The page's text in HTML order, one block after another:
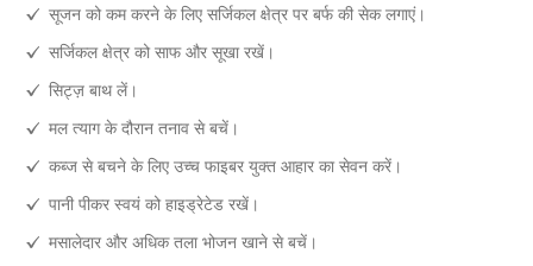
सूजन को कम करने के लिए सर्जिकल क्षेत्र पर बर्फ की सेक लगाएं।
सर्जिकल क्षेत्र को साफ और सूखा रखें।
सिट्ज़ बाथ लें।
मल त्याग के दौरान तनाव से बचें।
कब्ज से बचने के लिए उच्च फाइबर युक्त आहार का सेवन करें।
पानी पीकर स्वयं को हाइड्रेटेड रखें।
मसालेदार और अधिक तला भोजन खाने से बचें।